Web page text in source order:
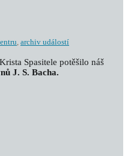
, archiv událostí
Spasitele potěšilo náš
J. S. Bacha.